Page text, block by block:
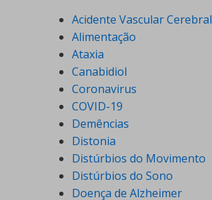
Acidente Vascular Cerebral
Alimentação
Ataxia
Canabidiol
Coronavirus
COVID-19
Demências
Distonia
Distúrbios do Movimento
Distúrbios do Sono
Doença de Alzheimer